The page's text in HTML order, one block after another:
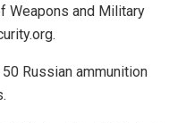
Weapons and Military
Russian ammunition